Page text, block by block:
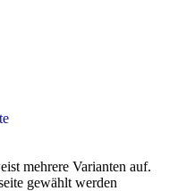
mehrere Varianten auf.
gewählt werden